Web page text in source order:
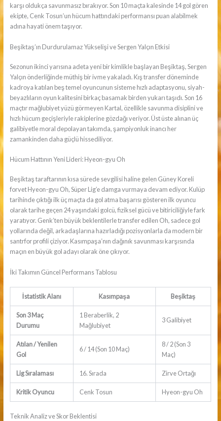
karşı oldukça savunmasız bırakıyor. Son 10 maçta kalesinde 14 gol gören
ekipte, Cenk Tosun’un hücum hattındaki performansı puan alabilmek
adına hayati önem taşıyor.
Beşiktaş’ın Durdurulamaz Yükselişi ve Sergen Yalçın Etkisi
Sezonun ikinci yarısına adeta yeni bir kimlikle başlayan Beşiktaş, Sergen
Yalçın önderliğinde müthiş bir ivme yakaladı. Kış transfer döneminde
kadroya katılan beş temel oyuncunun sisteme hızlı adaptasyonu, siyah-
beyazlıların oyun kalitesini birkaç basamak birden yukarı taşıdı. Son 16
maçtır mağlubiyet yüzü görmeyen Kartal, özellikle savunma disiplini ve
hızlı hücum geçişleriyle rakiplerine gözdağı veriyor. Üst üste alınan üç
galibiyetle moral depolayan takımda, şampiyonluk inancı her
zamankinden daha güçlü hissediliyor.
Hücum Hattının Yeni Lideri: Hyeon-gyu Oh
Beşiktaş taraftarının kısa sürede sevgilisi haline gelen Güney Koreli
forvet Hyeon-gyu Oh, Süper Lig’e damga vurmaya devam ediyor. Kulüp
tarihinde çıktığı ilk üç maçta da gol atma başarısı gösteren ilk oyuncu
olarak tarihe geçen 24 yaşındaki golcü, fiziksel gücü ve bitiriciliğiyle fark
yaratıyor. Genk’ten büyük beklentilerle transfer edilen Oh, sadece gol
yollarında değil, arkadaşlarına hazırladığı pozisyonlarla da modern bir
santrfor profili çiziyor. Kasımpaşa’nın dağınık savunması karşısında
maçın en büyük gol adayı olarak öne çıkıyor.
İki Takımın Güncel Performans Tablosu
İstatistik Alanı Kasımpaşa Beşiktaş
Son 3 Maç
Durumu
1 Beraberlik, 2
Mağlubiyet
3 Galibiyet
Atılan / Yenilen
Gol
6 / 14 (Son 10 Maç)
8 / 2 (Son 3
Maç)
Lig Sıralaması 16. Sırada Zirve Ortağı
Kritik Oyuncu Cenk Tosun Hyeon-gyu Oh
Teknik Analiz ve Skor Beklentisi